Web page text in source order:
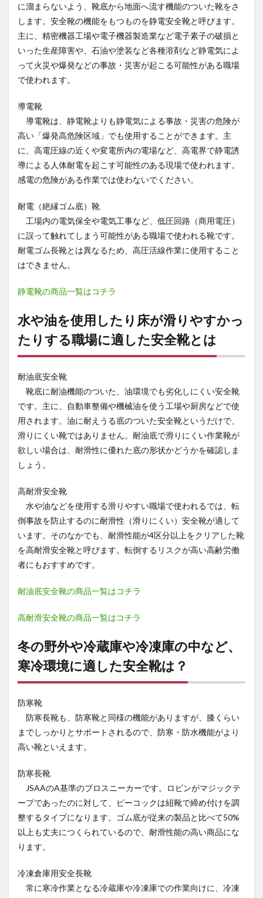
場に
適し
全靴
とは
2
水や
使用
り床
が滑
りや
すか
った
りす
適し
た安
全靴
とは
冬の
や冷
や冷
凍庫
の中
な
ど、
環境
に適
安全
靴
は？
4
溶接
や炉
熱板
上作
など
高温
下に
適し
た安
とは
工事
築現
場な
ど、
釘や
ガラ
踏む
危険
のあ
る職
場に
全靴
に溜まらないよう、靴底から地面へ流す機能のついた靴をさ
します。安全靴の機能をもつものを静電安全靴と呼びます。
主に、精密機器工場や電子機器製造業など電子素子の破損と
いった生産障害や、石油や塗装など各種溶剤など静電気によ
って火災や爆発などの事故・災害が起こる可能性がある職場
で使われます。
導電靴
導電靴は、静電靴よりも静電気による事故・災害の危険が
高い「爆発高危険区域」でも使用することができます。主
に、高電圧線の近くや変電所内の電場など、高電界で静電誘
導による人体耐電を起こす可能性のある現場で使われます。
感電の危険がある作業では使わないでください。
耐電（絶縁ゴム底）靴
工場内の電気保全や電気工事など、低圧回路（商用電圧）
に誤って触れてしまう可能性がある職場で使われる靴です。
耐電ゴム長靴とは異なるため、高圧活線作業に使用すること
はできません。
静電靴の商品一覧はコチラ
水や油を使用したり床が滑りやすかっ
たりする職場に適した安全靴とは
耐油底安全靴
靴底に耐油機能のついた、油環境でも劣化しにくい安全靴
です。主に、自動車整備や機械油を使う工場や厨房などで使
用されます。油に耐えうる底のついた安全靴というだけで、
滑りにくい靴ではありません。耐油底で滑りにくい作業靴が
欲しい場合は、耐滑性に優れた底の形状かどうかを確認しま
しょう。
高耐滑安全靴
水や油などを使用する滑りやすい職場で使われるでは、転
倒事故を防止するのに耐滑性（滑りにくい）安全靴が適して
います。そのなかでも、耐滑性能が4区分以上をクリアした靴
を高耐滑安全靴と呼びます。転倒するリスクが高い高齢労働
者にもおすすめです。
耐油底安全靴の商品一覧はコチラ
高耐滑安全靴の商品一覧はコチラ
冬の野外や冷蔵庫や冷凍庫の中など、
寒冷環境に適した安全靴は？
防寒靴
防寒長靴も、防寒靴と同様の機能がありますが、膝くらい
までしっかりとサポートされるので、防寒・防水機能がより
高い靴といえます。
防寒長靴
JSAAのA基準のプロスニーカーです。ロビンがマジックテ
ープであったのに対して、ピーコックは紐靴で締め付けを調
整するタイプになります。ゴム底が従来の製品と比べて50%
以上も丈夫につくられているので、耐滑性能の高い商品にな
ります。
冷凍倉庫用安全長靴
常に寒冷作業となる冷蔵庫や冷凍庫での作業向けに、冷凍